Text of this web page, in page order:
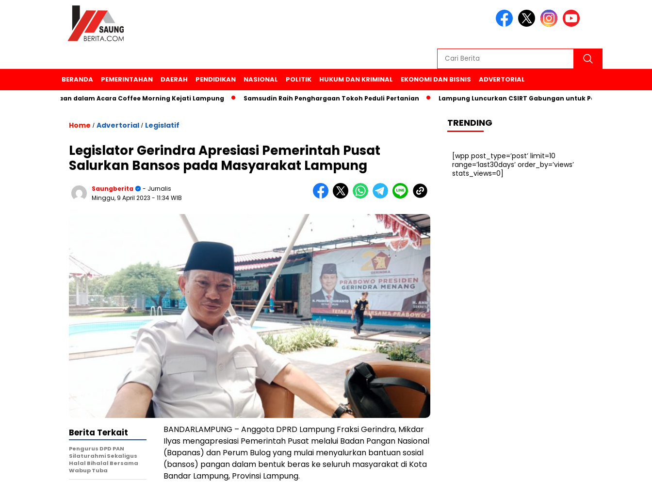
BERANDA PEMERINTAHAN DAERAH PENDIDIKAN NASIONAL POLITIK HUKUM DAN KRIMINAL EKONOMI DAN BISNIS ADVERTORIAL
Penghargaan dalam Acara Coffee Morning Kejati Lampung Samsudin Raih Penghargaan Tokoh Peduli Pertanian Lampung Luncurkan CSIRT Gabungan untuk Perkuat Keamanan
Home / Advertorial / Legislatif
Legislator Gerindra Apresiasi Pemerintah Pusat
Salurkan Bansos pada Masyarakat Lampung
Saungberita
- Jurnalis
Minggu, 9 April 2023 - 11:34 WIB
BANDARLAMPUNG – Anggota DPRD Lampung Fraksi Gerindra, Mikdar
Ilyas mengapresiasi Pemerintah Pusat melalui Badan Pangan Nasional
(Bapanas) dan Perum Bulog yang mulai menyalurkan bantuan sosial
(bansos) pangan dalam bentuk beras ke seluruh masyarakat di Kota
Bandar Lampung, Provinsi Lampung.
Berita Terkait
Pengurus DPD PAN
Silaturahmi Sekaligus
Halal Bihalal Bersama
Wabup Tuba
TRENDING
[wpp post_type=’post’ limit=10
range=’last30days’ order_by=’views’
stats_views=0]